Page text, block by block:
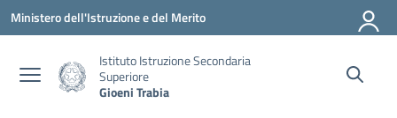
Vai ai contenuti
Vai al menu di navigazione
Vai al footer
Ministero dell'Istruzione e del Merito
Istituto Istruzione Secondaria
Superiore
Gioeni Trabia